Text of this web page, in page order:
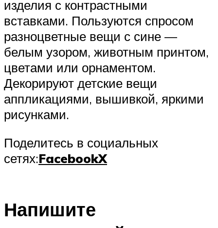
изделия с контрастными
вставками. Пользуются спросом
разноцветные вещи с сине —
белым узором, животным принтом,
цветами или орнаментом.
Декорируют детские вещи
аппликациями, вышивкой, яркими
рисунками.
Поделитесь в социальных
сетях:FacebookX
Напишите